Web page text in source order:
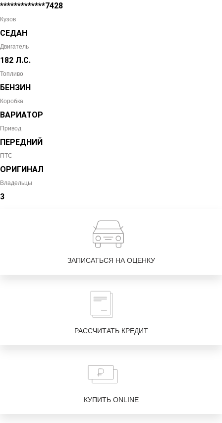
*************7428
Кузов
СЕДАН
Двигатель
182 Л.С.
Топливо
БЕНЗИН
Коробка
ВАРИАТОР
Привод
ПЕРЕДНИЙ
ПТС
ОРИГИНАЛ
Владельцы
3
ЗАПИСАТЬСЯ НА ОЦЕНКУ
РАССЧИТАТЬ КРЕДИТ
КУПИТЬ ONLINE